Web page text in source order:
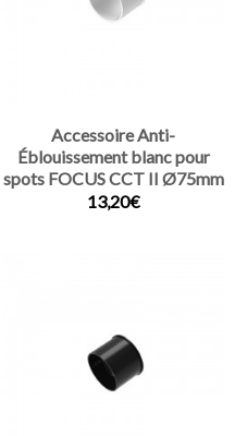
Accessoire Anti-
Éblouissement blanc pour
spots FOCUS CCT II Ø75mm
13,20€